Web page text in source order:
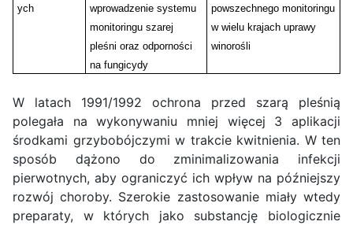
ych
wprowadzenie systemu
monitoringu szarej
pleśni oraz odporności
na fungicydy
powszechnego monitoringu
w wielu krajach uprawy
winorośli
W latach 1991/1992 ochrona przed szarą pleśnią
polegała na wykonywaniu mniej więcej 3 aplikacji
środkami grzybobójczymi w trakcie kwitnienia. W ten
sposób dążono do zminimalizowania infekcji
pierwotnych, aby ograniczyć ich wpływ na późniejszy
rozwój choroby. Szerokie zastosowanie miały wtedy
preparaty, w których jako substancję biologicznie